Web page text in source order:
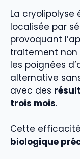
La cryolipolyse
localisée par
provoquant
traitement
les poignées
alternative
avec des
trois mois.
Cette
biologique